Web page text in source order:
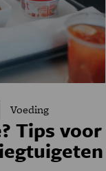
Voeding
Tips voor